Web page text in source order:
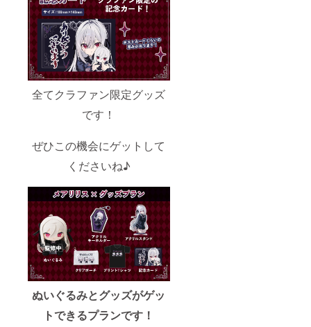
全てクラファン限定グッズ
です！
ぜひこの機会にゲットして
くださいね♪
ぬいぐるみとグッズがゲッ
トできるプランです！